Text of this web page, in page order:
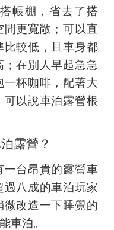
帳棚，省去了搭
更寬敞；可以直
較低，且車身都
在別人早起急急
杯咖啡，配著大
以說車泊露營根
露營？
台昂貴的露營車
八成的車泊玩家
改造一下睡覺的
車泊。